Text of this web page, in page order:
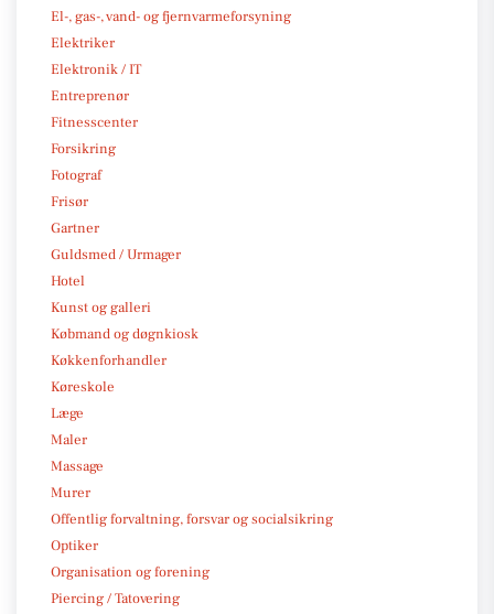
El-, gas-, vand- og fjernvarmeforsyning
Elektriker
Elektronik / IT
Entreprenør
Fitnesscenter
Forsikring
Fotograf
Frisør
Gartner
Guldsmed / Urmager
Hotel
Kunst og galleri
Købmand og døgnkiosk
Køkkenforhandler
Køreskole
Læge
Maler
Massage
Murer
Offentlig forvaltning, forsvar og socialsikring
Optiker
Organisation og forening
Piercing / Tatovering